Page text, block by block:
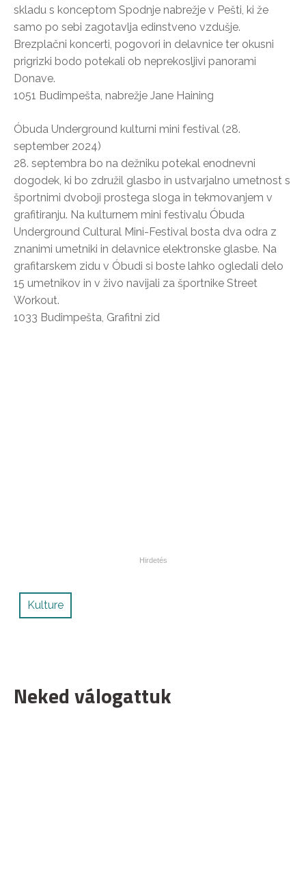
skladu s konceptom Spodnje nabrežje v Pešti, ki že
samo po sebi zagotavlja edinstveno vzdušje.
Brezplačni koncerti, pogovori in delavnice ter okusni
prigrizki bodo potekali ob neprekosljivi panorami
Donave.
1051 Budimpešta, nabrežje Jane Haining
Óbuda Underground kulturni mini festival (28.
september 2024)
28. septembra bo na dežniku potekal enodnevni
dogodek, ki bo združil glasbo in ustvarjalno umetnost s
športnimi dvoboji prostega sloga in tekmovanjem v
grafitiranju. Na kulturnem mini festivalu Óbuda
Underground Cultural Mini-Festival bosta dva odra z
znanimi umetniki in delavnice elektronske glasbe. Na
grafitarskem zidu v Óbudi si boste lahko ogledali delo
15 umetnikov in v živo navijali za športnike Street
Workout.
1033 Budimpešta, Grafitni zid
Kulture
Neked válogattuk